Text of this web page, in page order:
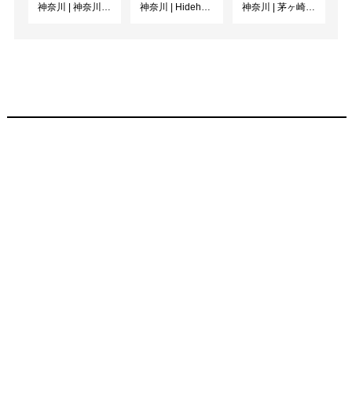
神奈川
神奈川県立近代美術館 葉山
神奈川
Hideharu Fukasaku Gallery & Museum(FEI ART MUSEUM YOKOHAMA)
神奈川
茅ヶ崎市美術館